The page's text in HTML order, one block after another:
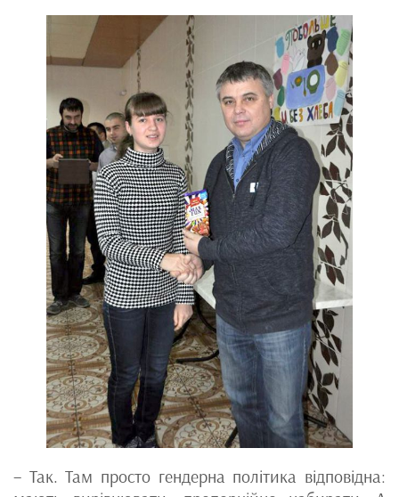
– Так. Там просто гендерна політика відповідна: